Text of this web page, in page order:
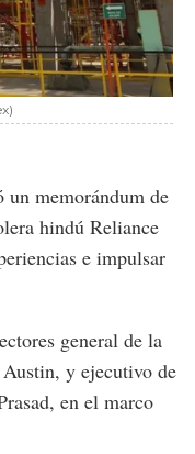
)
un memorándum de
hindú Reliance
e impulsar
general de la
y ejecutivo de
en el marco